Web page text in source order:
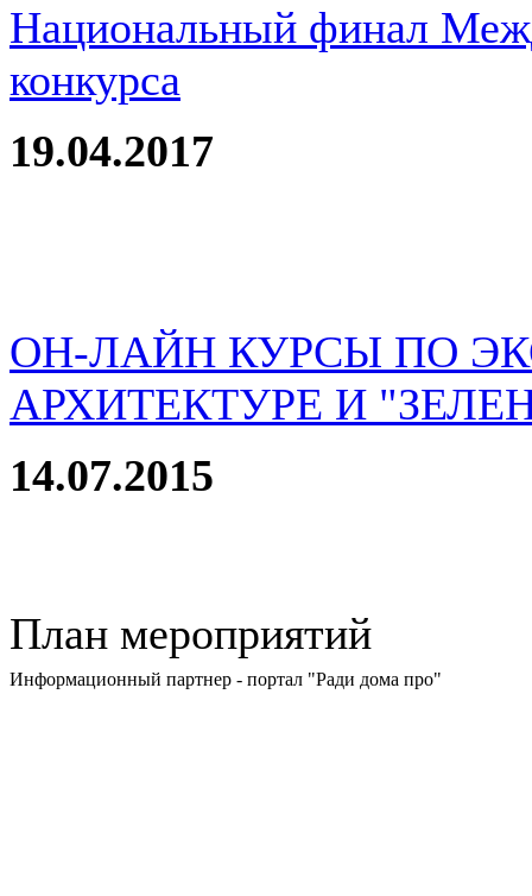
Национальный финал
конкурса
19.04.2017
ОН-ЛАЙН КУРСЫ ПО
АРХИТЕКТУРЕ И
14.07.2015
План мероприятий
Информационный партнер - портал "Ради дома про"